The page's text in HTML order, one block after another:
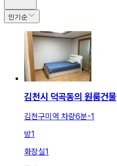
인기순
김천시 덕곡동의 원룸건물
김천구미역 차량6분-1
방1
화장실1